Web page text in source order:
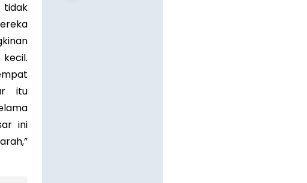
tidak
itu
ini